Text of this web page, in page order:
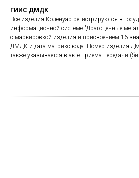
ГИИС ДМДК
Все изделия Коленуар регистрируются в
информационной системе "Драгоценные
с маркировкой изделия и присвоением 16-
ДМДК и дата-матрикс кода. Номер изделия
также указывается в акте-приема передачи